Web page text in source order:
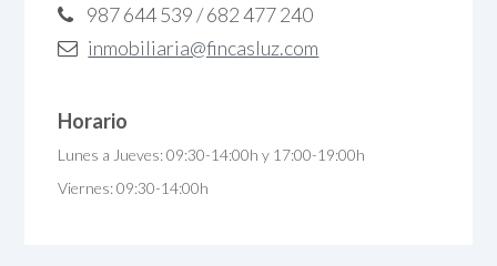
987 644 539 / 682 477 240
inmobiliaria@fincasluz.com
Horario
Lunes a Jueves: 09:30-14:00h y 17:00-19:00h
Viernes: 09:30-14:00h